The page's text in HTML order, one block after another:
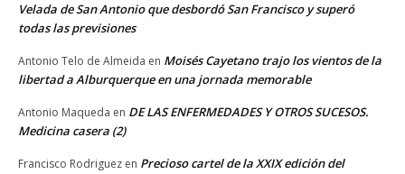
Velada de San Antonio que desbordó San Francisco y superó
todas las previsiones
Antonio Telo de Almeida en Moisés Cayetano trajo los vientos de la
libertad a Alburquerque en una jornada memorable
Antonio Maqueda en DE LAS ENFERMEDADES Y OTROS SUCESOS.
Medicina casera (2)
Francisco Rodriguez en Precioso cartel de la XXIX edición del